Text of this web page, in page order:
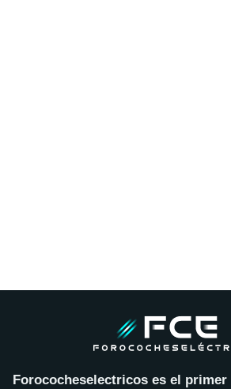
Forococheselectricos es el primer